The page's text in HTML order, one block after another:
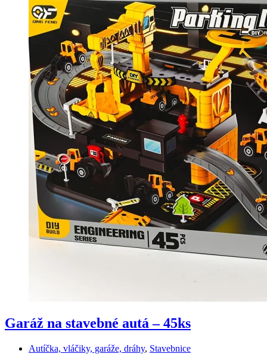
Garáž na stavebné autá – 45ks
Autíčka, vláčiky, garáže, dráhy, Stavebnice